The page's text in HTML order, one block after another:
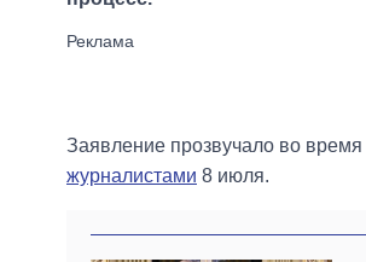
Заявление прозвучало во время
журналистами 8 июля.